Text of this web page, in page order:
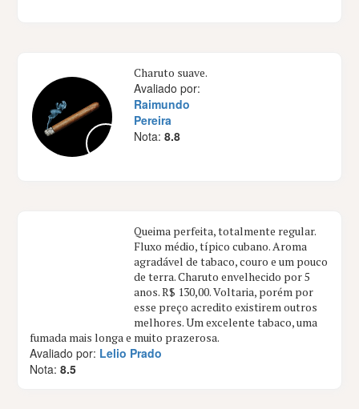
Charuto suave.
Avaliado por:
Raimundo
Pereira
Nota:8.8
Queima perfeita, totalmente regular.
Fluxo médio, típico cubano. Aroma
agradável de tabaco, couro e um pouco
de terra. Charuto envelhecido por 5
anos. R$ 130,00. Voltaria, porém por
esse preço acredito existirem outros
melhores. Um excelente tabaco, uma
fumada mais longa e muito prazerosa.
Avaliado por: Lelio Prado
Nota:8.5